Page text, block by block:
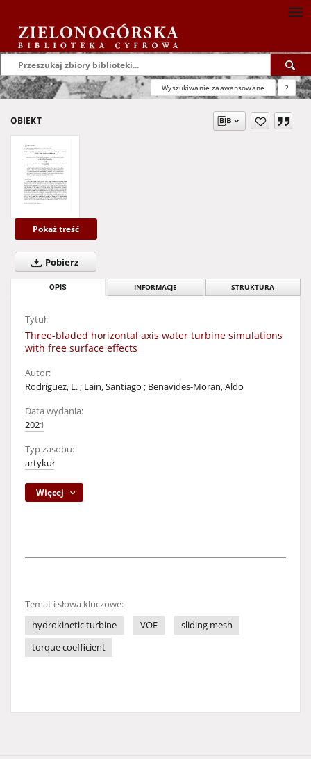
Wyszukiwanie zaawansowane ?
OBIEKT
Pokaż treść
Pobierz
OPIS INFORMACJE STRUKTURA
Tytuł:
Three-bladed horizontal axis water turbine simulations
with free surface effects
Autor:
Rodríguez, L.; Lain, Santiago ; Benavides-Moran, Aldo
Data wydania:
2021
Typ zasobu:
artykuł
Więcej
Temat i słowa kluczowe:
hydrokinetic turbine
VOF
sliding mesh
torque coefficient